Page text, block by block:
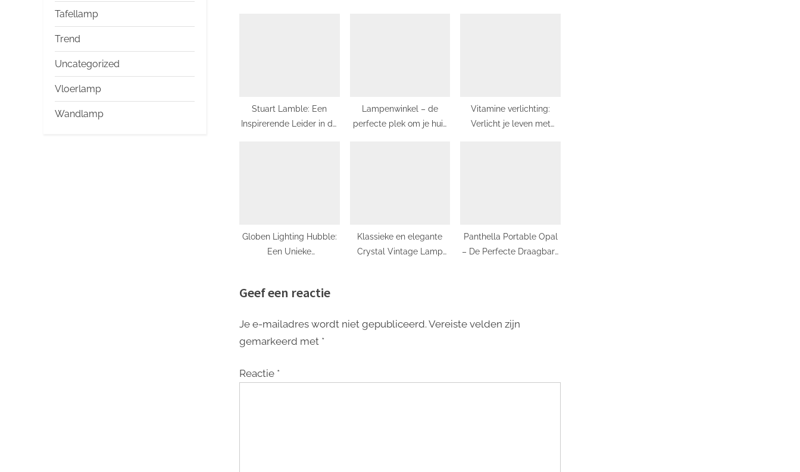
Stuart Lamble: Een
Inspirerende Leider in de
Lampenwinkel – de
perfecte plek om je huis
Vitamine verlichting:
Verlicht je leven met
Globen Lighting Hubble:
Een Unieke
Klassieke en elegante
Crystal Vintage Lamp
Panthella Portable Opal
– De Perfecte Draagbare
Geef een reactie
Je e-mailadres wordt niet gepubliceerd. Vereiste velden zijn
gemarkeerd met *
Reactie *
Tafellamp
Trend
Uncategorized
Vloerlamp
Wandlamp